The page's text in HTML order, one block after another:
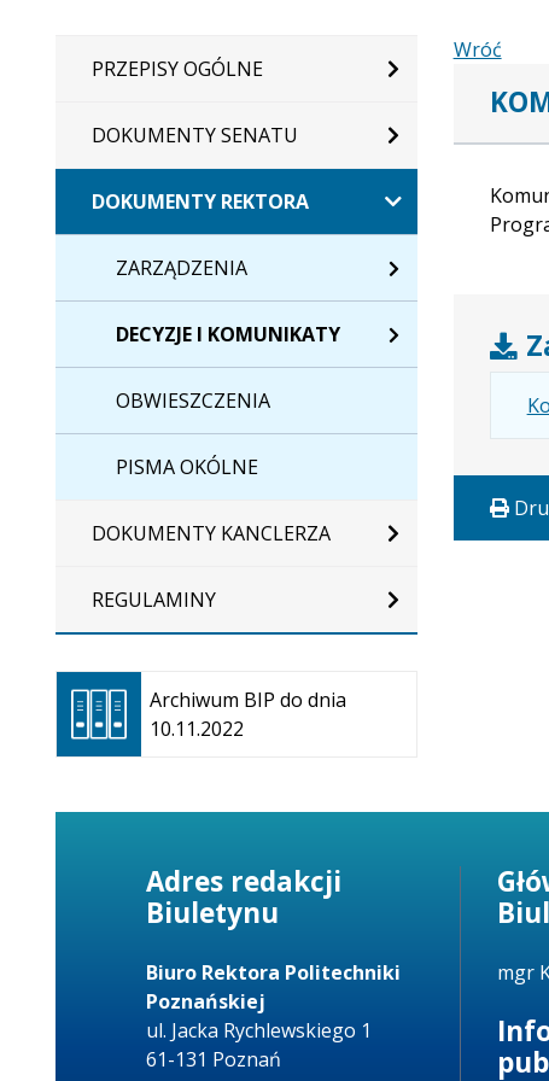
PRZEPISY OGÓLNE
DOKUMENTY SENATU
DOKUMENTY REKTORA
ZARZĄDZENIA
DECYZJE I KOMUNIKATY
OBWIESZCZENIA
PISMA OKÓLNE
DOKUMENTY KANCLERZA
REGULAMINY
Archiwum BIP do dnia
10.11.2022
Otwiera
się w
nowej
karcie
Wróć
Adres redakcji
Biuletynu
Biuro Rektora Politechniki
Poznańskiej
ul. Jacka Rychlewskiego 1
61-131 Poznań
mgr